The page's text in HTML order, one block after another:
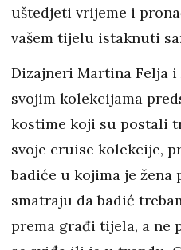
uštedjeti vrijeme i
vašem tijelu istaknuti
Dizajneri Martina Felja i
svojim kolekcijama
kostime koji su postali
svoje cruise kolekcije,
badiće u kojima je žena
smatraju da badić
prema građi tijela, a ne